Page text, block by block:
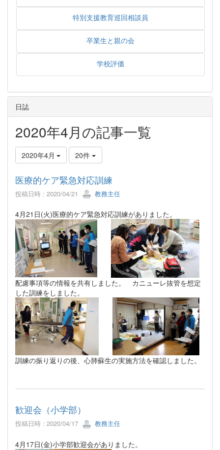
特別支援教育巡回相談員
卒業生と親の会
学校評価
日誌
2020年4月の記事一覧
2020年4月 20件
医療的ケア緊急対応訓練
投稿日時 : 2020/04/21 教務主任
4月21日(火)医療的ケア緊急対応訓練がありました。
配慮事項等の情報を共有しました。 カニューレ抜管を想定
した訓練をしました。
訓練の振り返りの後、心肺蘇生の実施方法を確認しました。
歓迎会（小学部）
投稿日時 : 2020/04/17 教務主任
4月17日(金)小学部歓迎会がありました。